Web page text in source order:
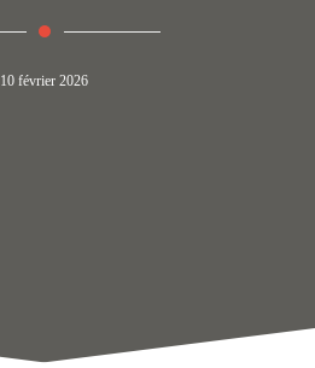
10 février 2026